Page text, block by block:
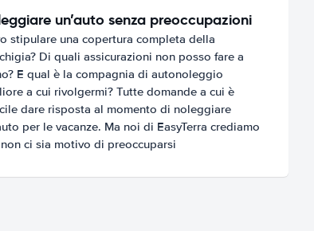
un’auto senza preoccupazioni
stipulare una copertura completa della
Di quali assicurazioni non posso fare a
E qual è la compagnia di autonoleggio
a cui rivolgermi? Tutte domande a cui è
dare risposta al momento di noleggiare
per le vacanze. Ma noi di EasyTerra crediamo
ci sia motivo di preoccuparsi